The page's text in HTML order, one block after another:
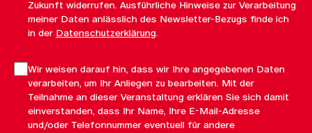
Zukunft widerrufen. Ausführliche Hinweise zur Verarbeitung
meiner Daten anlässlich des Newsletter-Bezugs finde ich
in der Datenschutzerklärung.
Wir weisen darauf hin, dass wir Ihre angegebenen Daten
verarbeiten, um Ihr Anliegen zu bearbeiten. Mit der
Teilnahme an dieser Veranstaltung erklären Sie sich damit
einverstanden, dass Ihr Name, Ihre E-Mail-Adresse
und/oder Telefonnummer eventuell für andere